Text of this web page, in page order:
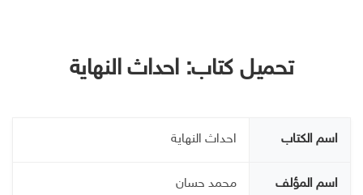
تحميل كتاب: احداث النهاية
اسم الكتاب احداث النهاية
اسم المؤلف محمد حسان